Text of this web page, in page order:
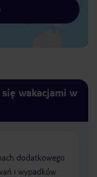
wakacjami w
dodatkowego
i wypadków